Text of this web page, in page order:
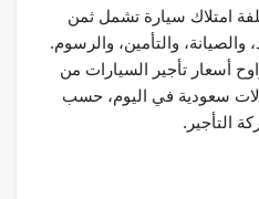
امتلاك سيارة تشمل ثمن
والصيانة، والتأمين، والرسوم.
أسعار تأجير السيارات من
500 ريالات سعودية في اليوم، حسب
التأجير.